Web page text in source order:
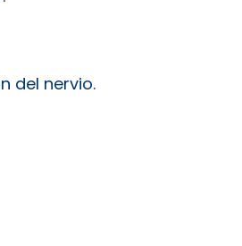
del nervio.